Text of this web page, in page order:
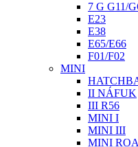
7 G G11/
E23
E38
E65/E66
F01/F02
MINI
II NÁFUK
III R56
MINI I
MINI III
MINI